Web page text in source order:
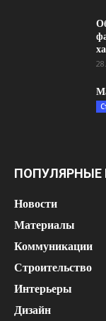
ПОПУЛЯРНЫЕ
Новости
Материалы
Коммуникации
Строительство
Интерьеры
Дизайн